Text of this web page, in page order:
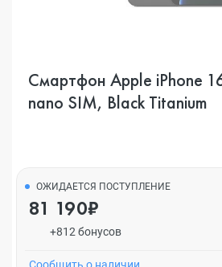
Смартфон Apple iPhone
nano SIM, Black Titanium
ОЖИДАЕТСЯ ПОСТУПЛЕНИЕ
81 190₽
+812 бонусов